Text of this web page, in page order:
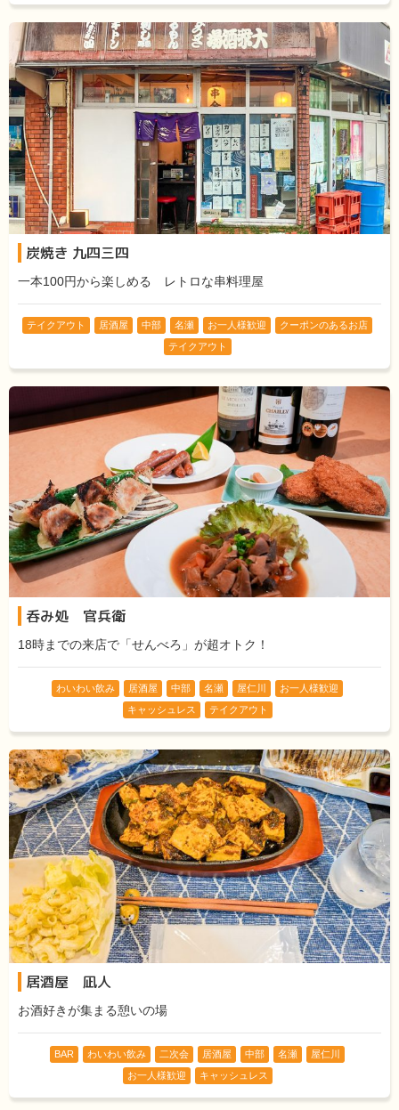
炭焼き 九四三四
一本100円から楽しめる レトロな串料理屋
テイクアウト 居酒屋 中部 名瀬 お一人様歓迎
クーポンのあるお店
テイクアウト
呑み処 官兵衛
18時までの来店で「せんべろ」が超オトク！
わいわい飲み 居酒屋 中部 名瀬 屋仁川
お一人様歓迎
キャッシュレス
テイクアウト
居酒屋 凪人
お酒好きが集まる憩いの場
BAR わいわい飲み 二次会 居酒屋 中部 名瀬
屋仁川
お一人様歓迎
キャッシュレス